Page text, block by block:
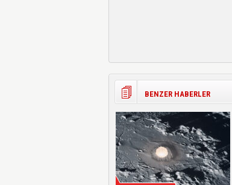
BENZER HABERLER